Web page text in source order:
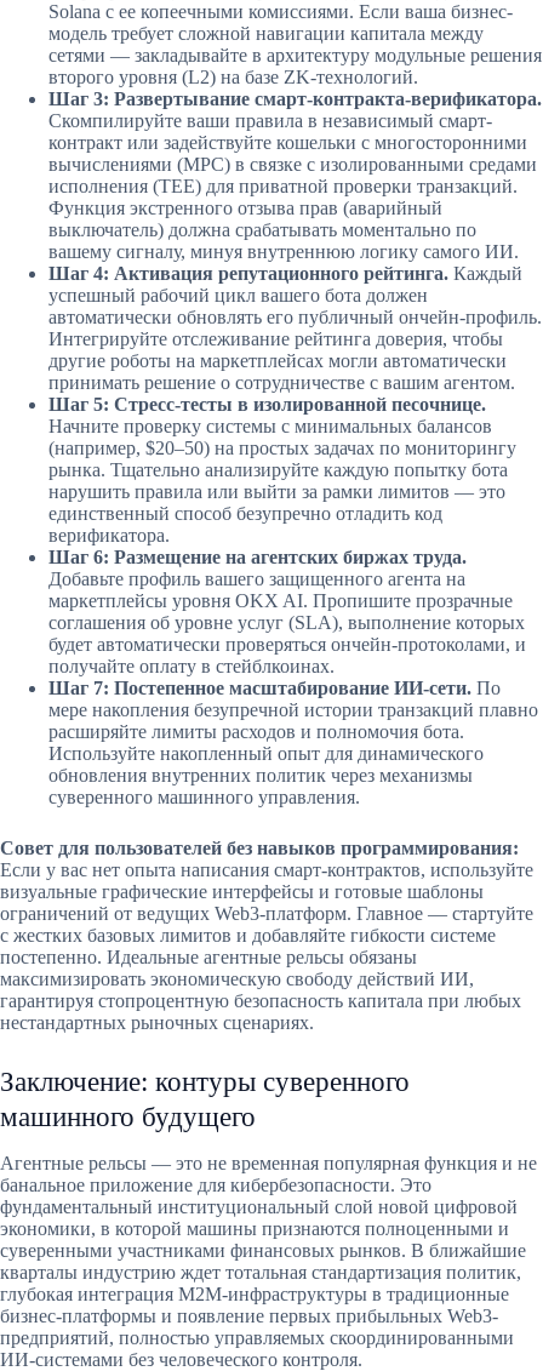
Solana с ее копеечными комиссиями. Если ваша бизнес-
модель требует сложной навигации капитала между
сетями — закладывайте в архитектуру модульные решения
второго уровня (L2) на базе ZK-технологий.
Шаг 3: Развертывание смарт-контракта-верификатора.
Скомпилируйте ваши правила в независимый смарт-
контракт или задействуйте кошельки с многосторонними
вычислениями (MPC) в связке с изолированными средами
исполнения (TEE) для приватной проверки транзакций.
Функция экстренного отзыва прав (аварийный
выключатель) должна срабатывать моментально по
вашему сигналу, минуя внутреннюю логику самого ИИ.
Шаг 4: Активация репутационного рейтинга. Каждый
успешный рабочий цикл вашего бота должен
автоматически обновлять его публичный ончейн-профиль.
Интегрируйте отслеживание рейтинга доверия, чтобы
другие роботы на маркетплейсах могли автоматически
принимать решение о сотрудничестве с вашим агентом.
Шаг 5: Стресс-тесты в изолированной песочнице.
Начните проверку системы с минимальных балансов
(например, $20–50) на простых задачах по мониторингу
рынка. Тщательно анализируйте каждую попытку бота
нарушить правила или выйти за рамки лимитов — это
единственный способ безупречно отладить код
верификатора.
Шаг 6: Размещение на агентских биржах труда.
Добавьте профиль вашего защищенного агента на
маркетплейсы уровня OKX AI. Пропишите прозрачные
соглашения об уровне услуг (SLA), выполнение которых
будет автоматически проверяться ончейн-протоколами, и
получайте оплату в стейблкоинах.
Шаг 7: Постепенное масштабирование ИИ-сети. По
мере накопления безупречной истории транзакций плавно
расширяйте лимиты расходов и полномочия бота.
Используйте накопленный опыт для динамического
обновления внутренних политик через механизмы
суверенного машинного управления.
Совет для пользователей без навыков программирования:
Если у вас нет опыта написания смарт-контрактов, используйте
визуальные графические интерфейсы и готовые шаблоны
ограничений от ведущих Web3-платформ. Главное — стартуйте
с жестких базовых лимитов и добавляйте гибкости системе
постепенно. Идеальные агентные рельсы обязаны
максимизировать экономическую свободу действий ИИ,
гарантируя стопроцентную безопасность капитала при любых
нестандартных рыночных сценариях.
Заключение: контуры суверенного
машинного будущего
Агентные рельсы — это не временная популярная функция и не
банальное приложение для кибербезопасности. Это
фундаментальный институциональный слой новой цифровой
экономики, в которой машины признаются полноценными и
суверенными участниками финансовых рынков. В ближайшие
кварталы индустрию ждет тотальная стандартизация политик,
глубокая интеграция M2M-инфраструктуры в традиционные
бизнес-платформы и появление первых прибыльных Web3-
предприятий, полностью управляемых скоординированными
ИИ-системами без человеческого контроля.